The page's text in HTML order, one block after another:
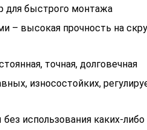
для быстрого монтажа
– высокая прочность на
точная, долговечная
износостойких,
использования каких-